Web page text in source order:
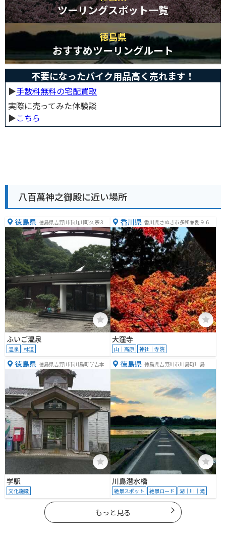
ツーリングスポット一覧
徳島県
おすすめツーリングルート
不要になったバイク用品高く売れます！
▶︎手数料無料の宅配買取
実際に売ってみた体験談
▶︎こちら
八百萬神之御殿に近い場所
徳島県 徳島県吉野川市山川町久宗３１
−１
ふいご温泉
温泉 林道
香川県 香川県さぬき市多和兼割９６
大窪寺
山｜高原 神社｜寺院
徳島県 徳島県吉野川市川島町学吉本
学駅
文化施設
徳島県 徳島県吉野川市川島町川島
川島潜水橋
絶景スポット 絶景ロード 湖｜川｜滝
もっと見る